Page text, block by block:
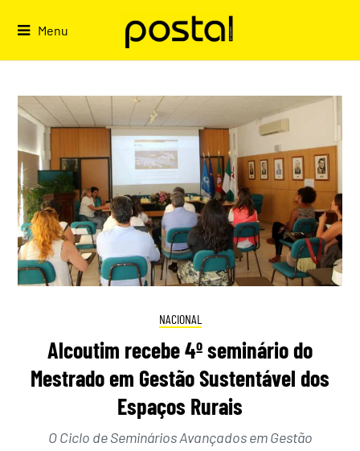
Menu
NACIONAL
Alcoutim recebe 4º seminário do
Mestrado em Gestão Sustentável dos
Espaços Rurais
O Ciclo de Seminários Avançados em Gestão